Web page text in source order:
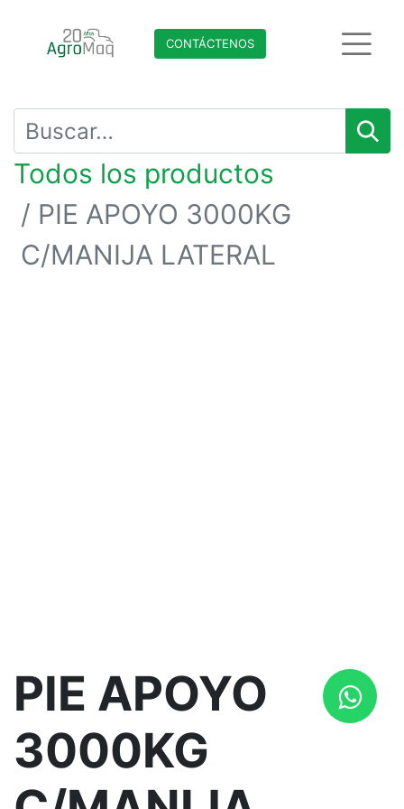
CONTÁCTENO​​​​S
Todos los productos
PIE APOYO 3000KG
C/MANIJA LATERAL
PIE APOYO
3000KG